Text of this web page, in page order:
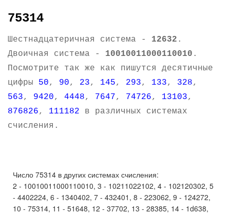
75314
Шестнадцатеричная система - 12632 .
Двоичная система - 10010011000110010 .
Посмотрите так же как пишутся десятичные
цифры 50, 90, 23, 145, 293, 133, 328,
563, 9420, 4448, 7647, 74726, 13103,
876826, 111182 в различных системах
счисления.
Число 75314 в других системах счисления:
2 - 10010011000110010, 3 - 10211022102, 4 - 102120302, 5
- 4402224, 6 - 1340402, 7 - 432401, 8 - 223062, 9 - 124272,
10 - 75314, 11 - 51648, 12 - 37702, 13 - 28385, 14 - 1d638,